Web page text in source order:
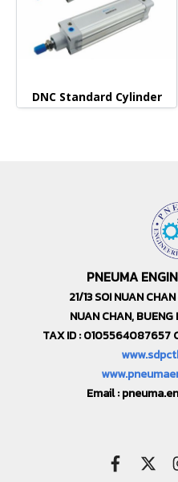
DNC Standard Cylinder
PNEUMA
21/13 SOI NUAN
NUAN CHAN,
TAX ID :
Email :